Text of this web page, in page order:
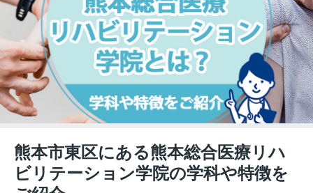
熊本市東区にある熊本総合医療リハ
ビリテーション学院の学科や特徴を